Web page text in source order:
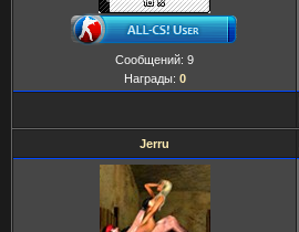
Сообщений: 9
Награды: 0
Jerru